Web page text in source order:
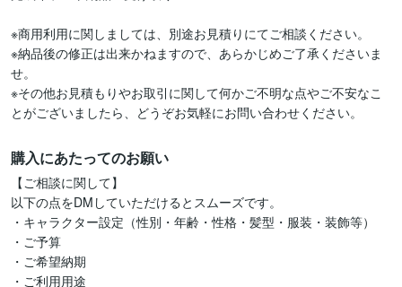
※商用利用に関しましては、別途お見積りにてご相談ください。
※納品後の修正は出来かねますので、あらかじめご了承くださいま
せ。
※その他お見積もりやお取引に関して何かご不明な点やご不安なこ
購入にあたってのお願い
【ご相談に関して】
以下の点をDMしていただけるとスムーズです。
・キャラクター設定（性別・年齢・性格・髪型・服装・装飾等）
・ご予算
・ご希望納期
・ご利用用途